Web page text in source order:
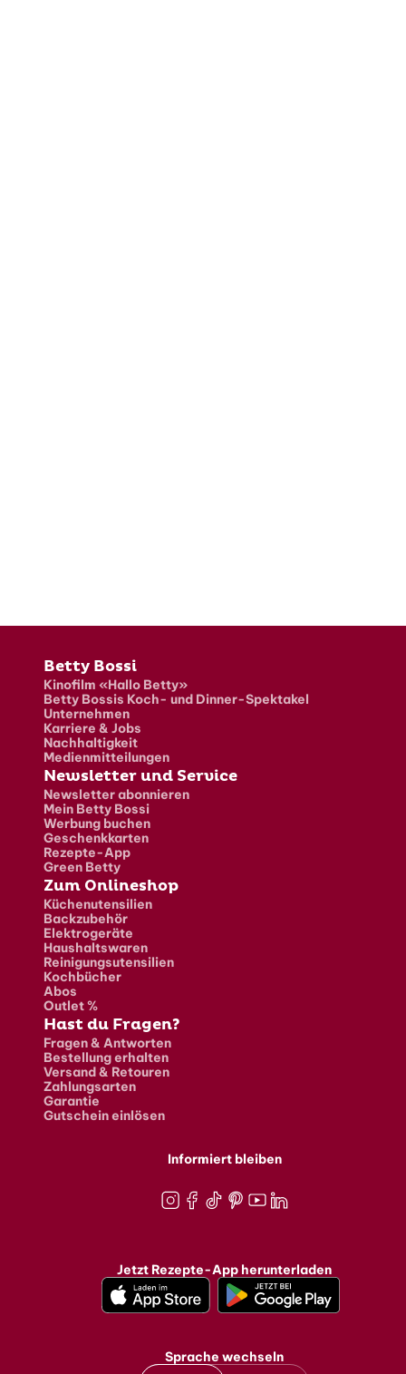
Fusszeile
Betty Bossi
Kinofilm «Hallo Betty»
Betty Bossis Koch- und Dinner-Spektakel
Unternehmen
Karriere & Jobs
Nachhaltigkeit
Medienmitteilungen
Newsletter und Service
Newsletter abonnieren
Mein Betty Bossi
Werbung buchen
Geschenkkarten
Rezepte-App
Green Betty
Zum Onlineshop
Küchenutensilien
Backzubehör
Elektrogeräte
Haushaltswaren
Reinigungsutensilien
Kochbücher
Abos
Outlet %
Hast du Fragen?
Fragen & Antworten
Bestellung erhalten
Versand & Retouren
Zahlungsarten
Garantie
Gutschein einlösen
Informiert bleiben
Jetzt Rezepte-App herunterladen
Sprache wechseln